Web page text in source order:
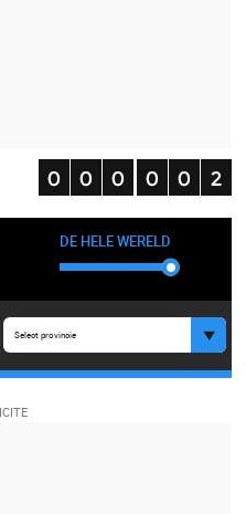
DE HELE WERELD
Select provincie